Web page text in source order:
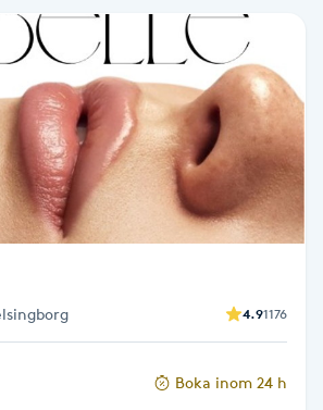
4.91176
Boka inom 24 h